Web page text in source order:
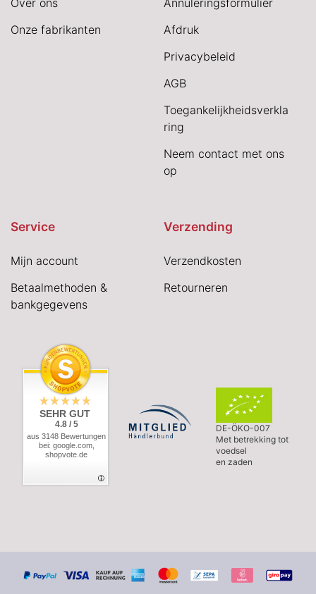
Over ons
Onze fabrikanten
Annuleringsformulier
Afdruk
Privacybeleid
AGB
Toegankelijkheidsverkla
ring
Neem contact met ons
op
Service
Mijn account
Betaalmethoden &
bankgegevens
Verzending
Verzendkosten
Retourneren
SEHR GUT
4.8 / 5
aus 3148 Bewertungen
bei: google.com,
shopvote.de
DE-ÖKO-007
Met betrekking tot
voedsel
en zaden